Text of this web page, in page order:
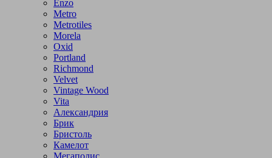
Enzo
Metro
Metrotiles
Morela
Oxid
Portland
Richmond
Velvet
Vintage Wood
Vita
Александрия
Брик
Бристоль
Камелот
Мегаполис